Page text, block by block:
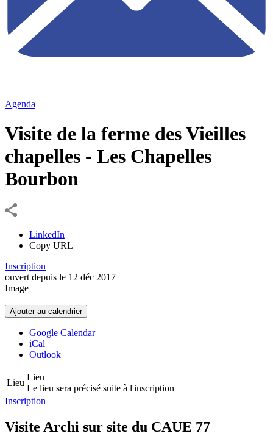
Agenda
Visite de la ferme des Vieilles
chapelles - Les Chapelles
Bourbon
LinkedIn
Copy URL
Inscription
ouvert depuis le 12 déc 2017
Image
Ajouter au calendrier
Google Calendar
iCal
Outlook
Lieu
Lieu
Le lieu sera précisé suite à l'inscription
Inscription
Visite Archi sur site du CAUE 77